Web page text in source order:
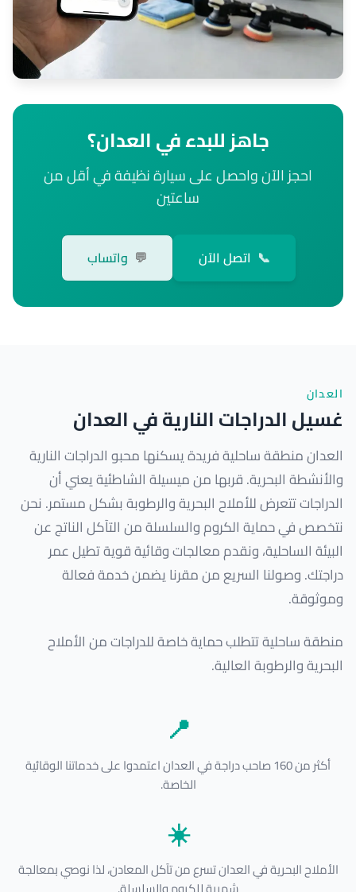
جاهز للبدء في العدان؟
احجز الآن واحصل على سيارة نظيفة في أقل من
ساعتين
📞 اتصل الآن 💬 واتساب
العدان
غسيل الدراجات النارية في العدان
العدان منطقة ساحلية فريدة يسكنها محبو الدراجات النارية
والأنشطة البحرية. قربها من ميسيلة الشاطئية يعني أن
الدراجات تتعرض للأملاح البحرية والرطوبة بشكل مستمر. نحن
نتخصص في حماية الكروم والسلسلة من التآكل الناتج عن
البيئة الساحلية، ونقدم معالجات وقائية قوية تطيل عمر
دراجتك. وصولنا السريع من مقرنا يضمن خدمة فعالة
وموثوقة.
منطقة ساحلية تتطلب حماية خاصة للدراجات من الأملاح
البحرية والرطوبة العالية.
📍
أكثر من 160 صاحب دراجة في العدان اعتمدوا على خدماتنا الوقائية
الخاصة.
☀️
الأملاح البحرية في العدان تسرع من تآكل المعادن، لذا نوصي بمعالجة